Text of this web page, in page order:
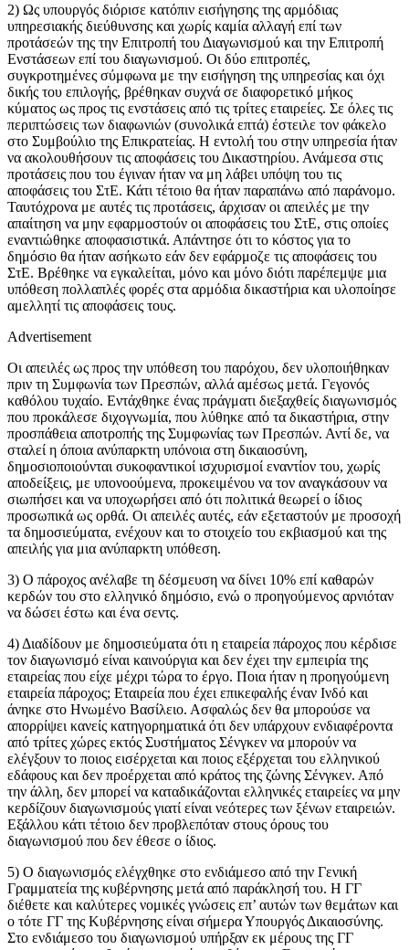
2) Ως υπουργός διόρισε κατόπιν εισήγησης της αρμόδιας
υπηρεσιακής διεύθυνσης και χωρίς καμία αλλαγή επί των
προτάσεών της την Επιτροπή του Διαγωνισμού και την Επιτροπή
Ενστάσεων επί του διαγωνισμού. Οι δύο επιτροπές,
συγκροτημένες σύμφωνα με την εισήγηση της υπηρεσίας και όχι
δικής του επιλογής, βρέθηκαν συχνά σε διαφορετικό μήκος
κύματος ως προς τις ενστάσεις από τις τρίτες εταιρείες. Σε όλες τις
περιπτώσεις των διαφωνιών (συνολικά επτά) έστειλε τον φάκελο
στο Συμβούλιο της Επικρατείας. Η εντολή του στην υπηρεσία ήταν
να ακολουθήσουν τις αποφάσεις του Δικαστηρίου. Ανάμεσα στις
προτάσεις που του έγιναν ήταν να μη λάβει υπόψη του τις
αποφάσεις του ΣτΕ. Κάτι τέτοιο θα ήταν παραπάνω από παράνομο.
Ταυτόχρονα με αυτές τις προτάσεις, άρχισαν οι απειλές με την
απαίτηση να μην εφαρμοστούν οι αποφάσεις του ΣτΕ, στις οποίες
εναντιώθηκε αποφασιστικά. Απάντησε ότι το κόστος για το
δημόσιο θα ήταν ασήκωτο εάν δεν εφάρμοζε τις αποφάσεις του
ΣτΕ. Βρέθηκε να εγκαλείται, μόνο και μόνο διότι παρέπεμψε μια
υπόθεση πολλαπλές φορές στα αρμόδια δικαστήρια και υλοποίησε
αμελλητί τις αποφάσεις τους.
Advertisement
Οι απειλές ως προς την υπόθεση του παρόχου, δεν υλοποιήθηκαν
πριν τη Συμφωνία των Πρεσπών, αλλά αμέσως μετά. Γεγονός
καθόλου τυχαίο. Εντάχθηκε ένας πράγματι διεξαχθείς διαγωνισμός
που προκάλεσε διχογνωμία, που λύθηκε από τα δικαστήρια, στην
προσπάθεια αποτροπής της Συμφωνίας των Πρεσπών. Αντί δε, να
σταλεί η όποια ανύπαρκτη υπόνοια στη δικαιοσύνη,
δημοσιοποιούνται συκοφαντικοί ισχυρισμοί εναντίον του, χωρίς
αποδείξεις, με υπονοούμενα, προκειμένου να τον αναγκάσουν να
σιωπήσει και να υποχωρήσει από ότι πολιτικά θεωρεί ο ίδιος
προσωπικά ως ορθά. Οι απειλές αυτές, εάν εξεταστούν με προσοχή
τα δημοσιεύματα, ενέχουν και το στοιχείο του εκβιασμού και της
απειλής για μια ανύπαρκτη υπόθεση.
3) Ο πάροχος ανέλαβε τη δέσμευση να δίνει 10% επί καθαρών
κερδών του στο ελληνικό δημόσιο, ενώ ο προηγούμενος αρνιόταν
να δώσει έστω και ένα σεντς.
4) Διαδίδουν με δημοσιεύματα ότι η εταιρεία πάροχος που κέρδισε
τον διαγωνισμό είναι καινούργια και δεν έχει την εμπειρία της
εταιρείας που είχε μέχρι τώρα το έργο. Ποια ήταν η προηγούμενη
εταιρεία πάροχος; Εταιρεία που έχει επικεφαλής έναν Ινδό και
άνηκε στο Ηνωμένο Βασίλειο. Ασφαλώς δεν θα μπορούσε να
απορρίψει κανείς κατηγορηματικά ότι δεν υπάρχουν ενδιαφέροντα
από τρίτες χώρες εκτός Συστήματος Σένγκεν να μπορούν να
ελέγξουν το ποιος εισέρχεται και ποιος εξέρχεται του ελληνικού
εδάφους και δεν προέρχεται από κράτος της ζώνης Σένγκεν. Από
την άλλη, δεν μπορεί να καταδικάζονται ελληνικές εταιρείες να μην
κερδίζουν διαγωνισμούς γιατί είναι νεότερες των ξένων εταιρειών.
Εξάλλου κάτι τέτοιο δεν προβλεπόταν στους όρους του
διαγωνισμού που δεν έθεσε ο ίδιος.
5) Ο διαγωνισμός ελέγχθηκε στο ενδιάμεσο από την Γενική
Γραμματεία της κυβέρνησης μετά από παράκλησή του. Η ΓΓ
διέθετε και καλύτερες νομικές γνώσεις επ’ αυτών των θεμάτων και
ο τότε ΓΓ της Κυβέρνησης είναι σήμερα Υπουργός Δικαιοσύνης.
Στο ενδιάμεσο του διαγωνισμού υπήρξαν εκ μέρους της ΓΓ